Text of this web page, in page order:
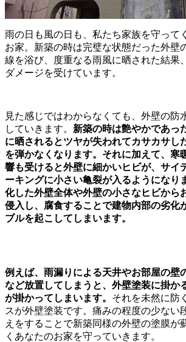
雨の日も風の日も、私たち家族を守って
お家。新築の時は完璧な状態だった外壁
線を浴び、度重なる雨風に晒された結果
ダメージを受けています。
見た感じではわからなくても、外壁の防
していきます。 新築の時は艶やかであっ
に晒されるとツヤが失われてカサカサし
を弾かなくなります。それに加えて、寒
響も受けると外壁に細かいヒビが、サイ
ーキングに小さい亀裂が入るようになり
化した外壁全体や外壁の小さなヒビから
侵入し、腐食することで建物内部の劣化
ブルを起こしてしまいます。
例えば、雨漏りによる天井やお部屋の壁
など放置してしまうと、外壁塗装に掛か
が掛かってしまいます。 それを未然に防
スが外壁塗装です。痛みの程度の少ない
えをすることで新築同様の外壁の塗膜が
くあなたのお家を守っていきます。